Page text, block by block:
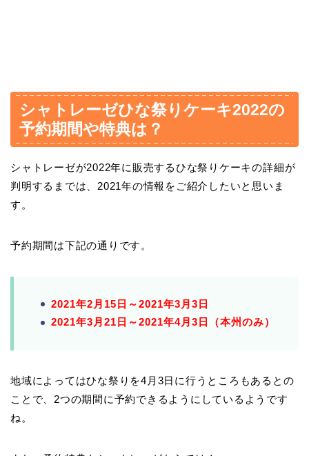
シャトレーゼひな祭りケーキ2022の
予約期間や特典は？
シャトレーゼが2022年に販売するひな祭りケーキの詳細が
判明するまでは、2021年の情報をご紹介したいと思いま
す。
予約期間は下記の通りです。
2021年2月15日～2021年3月3日
2021年3月21日～2021年4月3日（本州のみ）
地域によってはひな祭りを4月3日に行うところもあるとの
ことで、2つの期間に予約できるようにしているようです
ね。